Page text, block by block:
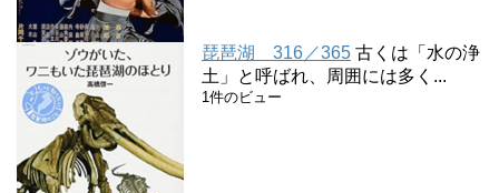
琵琶湖 316／365 古くは「水の浄
土」と呼ばれ、周囲には多く...
1件のビュー